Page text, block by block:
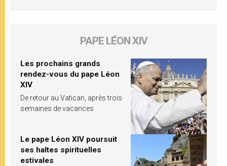
PAPE LÉON XIV
Les prochains grands
rendez-vous du pape Léon
XIV
De retour au Vatican, après trois
semaines de vacances
Le pape Léon XIV poursuit
ses haltes spirituelles
estivales